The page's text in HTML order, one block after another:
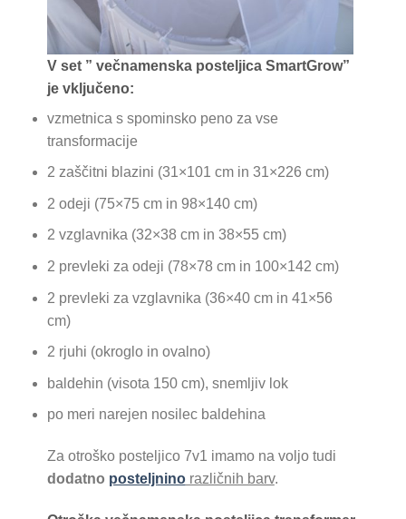
V set ” večnamenska posteljica SmartGrow”
je vključeno:
vzmetnica s spominsko peno za vse
transformacije
2 zaščitni blazini (31×101 cm in 31×226 cm)
2 odeji (75×75 cm in 98×140 cm)
2 vzglavnika (32×38 cm in 38×55 cm)
2 prevleki za odeji (78×78 cm in 100×142 cm)
2 prevleki za vzglavnika (36×40 cm in 41×56
cm)
2 rjuhi (okroglo in ovalno)
baldehin (visota 150 cm), snemljiv lok
po meri narejen nosilec baldehina
Za otroško posteljico 7v1 imamo na voljo tudi
dodatno posteljninorazličnih barv.